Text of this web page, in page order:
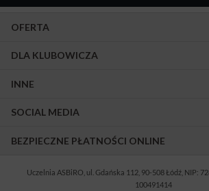
OFERTA
DLA KLUBOWICZA
INNE
SOCIAL MEDIA
BEZPIECZNE PŁATNOŚCI ONLINE
Uczelnia ASBiRO, ul. Gdańska 112, 90-508 Łódź, NIP:
100491414